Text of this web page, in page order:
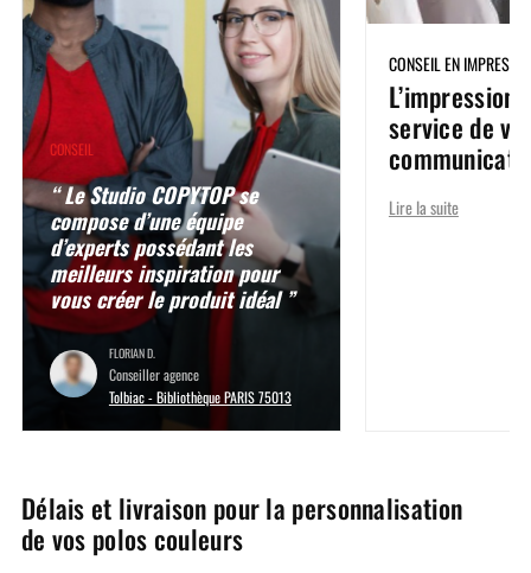
CONSEIL
“ Le Studio COPYTOP se
compose d’une équipe
d’experts possédant les
meilleurs inspiration pour
vous créer le produit idéal ”
FLORIAN D.
Conseiller agence
Tolbiac - Bibliothèque PARIS 75013
CONSEIL EN
service de
Lire la suite
Délais et livraison pour la personnalisation
de vos polos couleurs